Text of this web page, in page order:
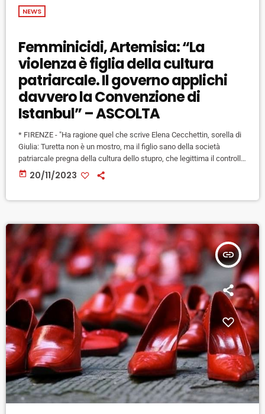
NEWS
Femminicidi, Artemisia: “La
violenza è figlia della cultura
patriarcale. Il governo applichi
davvero la Convenzione di
Istanbul” – ASCOLTA
* FIRENZE - "Ha ragione quel che scrive Elena Cecchettin, sorella di
Giulia: Turetta non è un mostro, ma il figlio sano della società
patriarcale pregna della cultura dello stupro, che legittima il controllo
del telefono, la possessività, il cat calling". A dirlo è Elena Baragli,
presidente di Artemisia - Centro Antiviolenza, associazione che da
today 20/11/2023
insert_link